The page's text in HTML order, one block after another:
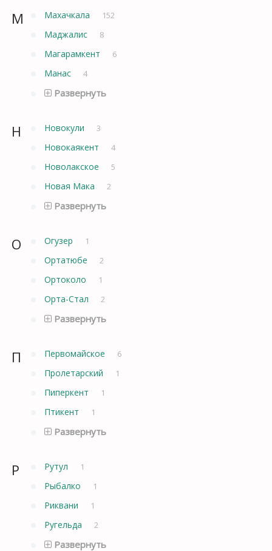
М Махачкала 152
Маджалис 8
Магарамкент 6
Манас 4
Развернуть
Н Новокули 3
Новокаякент 4
Новолакское 5
Новая Мака 2
Развернуть
О Огузер 1
Ортатюбе 2
Ортоколо 1
Орта-Стал 2
Развернуть
П Первомайское 6
Пролетарский 1
Пиперкент 1
Птикент 1
Развернуть
Р Рутул 1
Рыбалко 1
Риквани 1
Ругельда 2
Развернуть